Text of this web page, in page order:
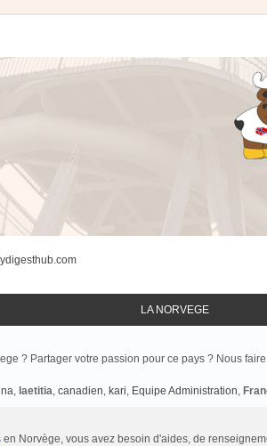
LA NORVEGE
? Partager votre passion pour ce pays ? Nous
, laetitia, canadien, kari, Equipe Administration,
Norvège, vous avez besoin d'aides, de